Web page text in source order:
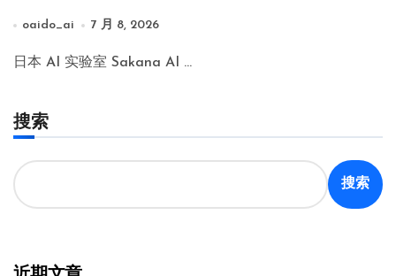
oaido_ai 7 月 8, 2026
日本 AI 实验室 Sakana AI …
搜索
搜索